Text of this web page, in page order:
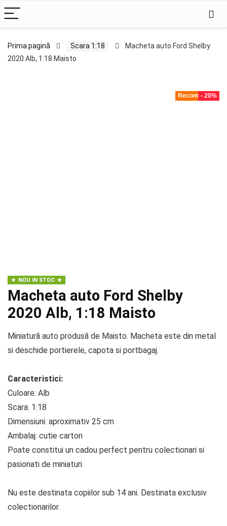
Prima pagină Scara 1:18
Macheta auto Ford Shelby
2020 Alb, 1:18 Maisto
Recomandat!
- 20%
NOU IN STOC
Macheta auto Ford Shelby
2020 Alb, 1:18 Maisto
Miniatură auto produsă de Maisto. Macheta este din metal
si deschide portierele, capota si portbagaj.
Caracteristici:
Culoare: Alb
Scara: 1:18
Dimensiuni: aproximativ 25 cm
Ambalaj: cutie carton
Poate constitui un cadou perfect pentru colectionari si
pasionati de miniaturi.
Nu este destinata copiilor sub 14 ani. Destinata exclusiv
colectionarilor.